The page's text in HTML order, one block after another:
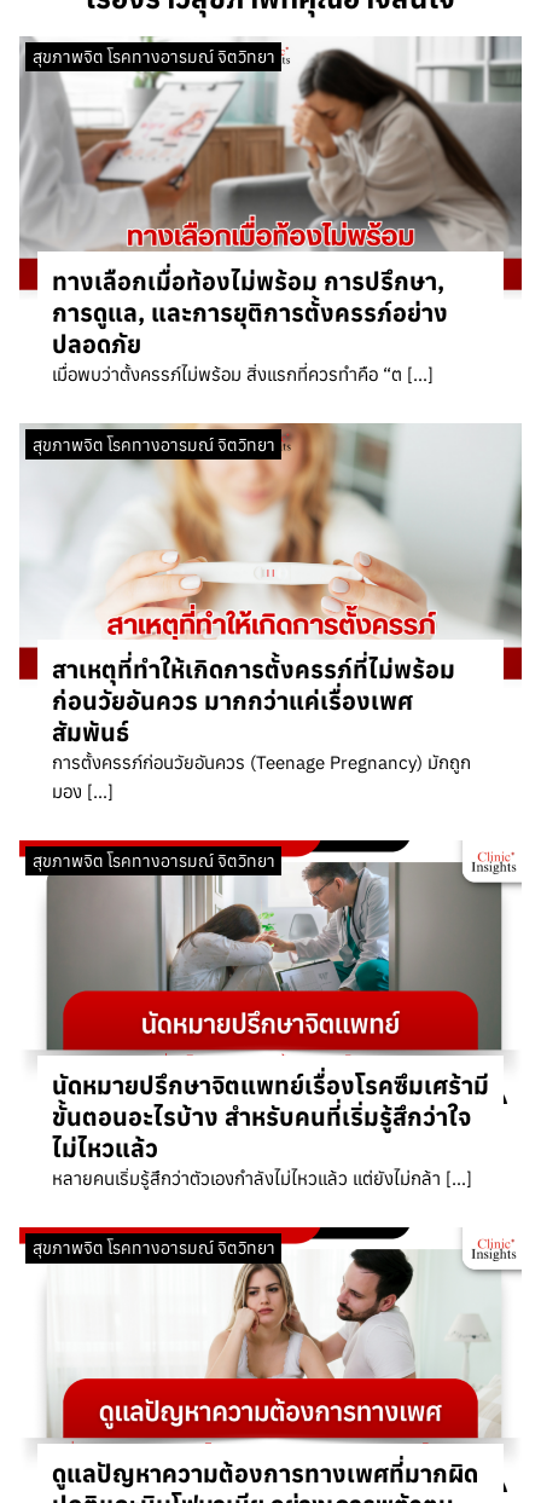
สุขภาพจิต โรคทางอารมณ์ จิตวิทยา
ทางเลือกเมื่อท้องไม่พร้อม การปรึกษา,
การดูแล, และการยุติการตั้งครรภ์อย่าง
ปลอดภัย
เมื่อพบว่าตั้งครรภ์ไม่พร้อม สิ่งแรกที่ควรทำคือ “ต […]
สุขภาพจิต โรคทางอารมณ์ จิตวิทยา
สาเหตุที่ทำให้เกิดการตั้งครรภ์ที่ไม่พร้อม
ก่อนวัยอันควร มากกว่าแค่เรื่องเพศ
สัมพันธ์
การตั้งครรภ์ก่อนวัยอันควร (Teenage Pregnancy) มักถูก
มอง […]
สุขภาพจิต โรคทางอารมณ์ จิตวิทยา
นัดหมายปรึกษาจิตแพทย์เรื่องโรคซึมเศร้ามี
ขั้นตอนอะไรบ้าง สำหรับคนที่เริ่มรู้สึกว่าใจ
ไม่ไหวแล้ว
หลายคนเริ่มรู้สึกว่าตัวเองกำลังไม่ไหวแล้ว แต่ยังไม่กล้า […]
สุขภาพจิต โรคทางอารมณ์ จิตวิทยา
ดูแลปัญหาความต้องการทางเพศที่มากผิด